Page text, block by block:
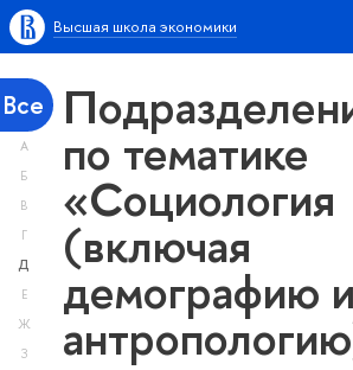
Высшая школа экономики
Все
А
Б
В
Г
Д
Е
Ж
З
по тематике
«Социология
(включая
демографию и